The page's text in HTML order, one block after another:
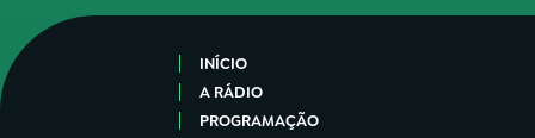
INÍCIO
A RÁDIO
PROGRAMAÇÃO